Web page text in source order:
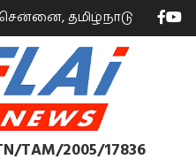
சென்னை, தமிழ்நாடு
2005/17836